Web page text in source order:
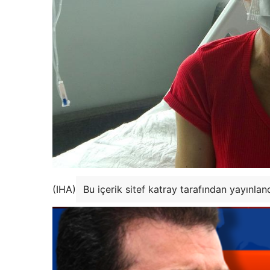
(IHA) Bu içerik sitef katray tarafından